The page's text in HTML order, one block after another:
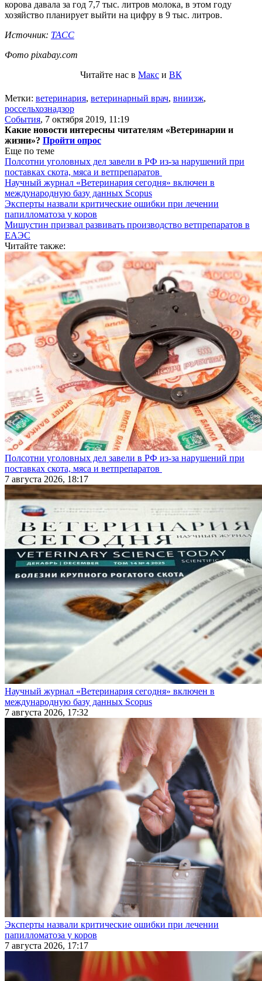
корова давала за год 7,7 тыс. литров молока, в этом году
хозяйство планирует выйти на цифру в 9 тыс. литров.
Источник: ТАСС
Фото pixabay.com
Читайте нас в Макс и ВК
Метки: ветеринария, ветеринарный врач, вниизж,
россельхознадзор
События, 7 октября 2019, 11:19
Какие новости интересны читателям «Ветеринарии и
жизни»? Пройти опрос
Еще по теме
Полсотни уголовных дел завели в РФ из-за нарушений при
поставках скота, мяса и ветпрепаратов
Научный журнал «Ветеринария сегодня» включен в
международную базу данных Scopus
Эксперты назвали критические ошибки при лечении
папилломатоза у коров
Мишустин призвал развивать производство ветпрепаратов в
ЕАЭС
Читайте также:
Полсотни уголовных дел завели в РФ из-за нарушений при
поставках скота, мяса и ветпрепаратов
7 августа 2026, 18:17
Научный журнал «Ветеринария сегодня» включен в
международную базу данных Scopus
7 августа 2026, 17:32
Эксперты назвали критические ошибки при лечении
папилломатоза у коров
7 августа 2026, 17:17